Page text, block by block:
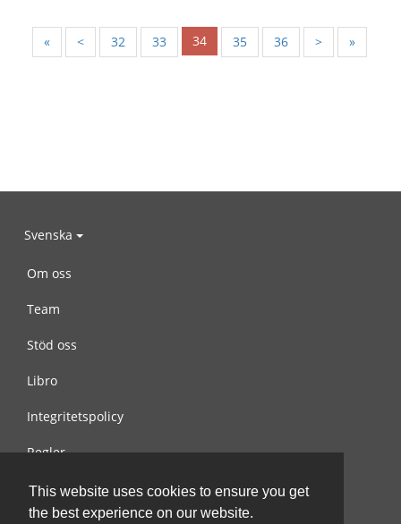
This website uses cookies to ensure you get
the best experience on our website.
« < 32 33 34 35 36 > »
Svenska
Om oss
Team
Stöd oss
Libro
Integritetspolicy
Regler
Kontakta oss